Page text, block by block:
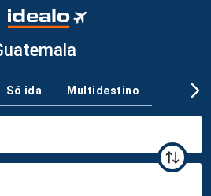
Só ida Multidestino